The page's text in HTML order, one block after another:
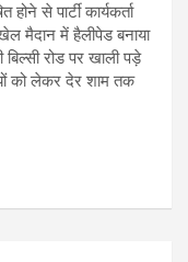
से पार्टी कार्यकर्ता
मैदान में हैलीपेड बनाया
रोड पर खाली पड़े
को लेकर देर शाम तक